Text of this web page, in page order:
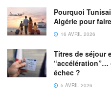
Pourquoi
Algérie pour
16 AVRIL 2026
Titres de séjour
“accélération”…
échec ?
5 AVRIL 2026